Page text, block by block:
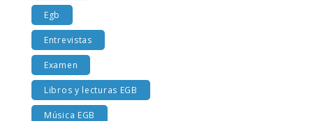
Egb
Entrevistas
Examen
Libros y lecturas EGB